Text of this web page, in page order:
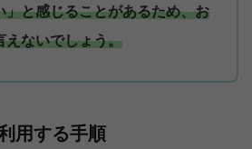
」と感じることがあるため、お
えないでしょう。
用する手順